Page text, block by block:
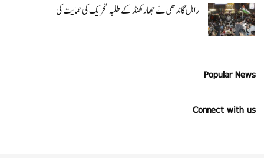
راہل گاندھی نے جھارکھنڈ کے طلبہ تحریک کی حمایت کی
Popular News
Connect with us